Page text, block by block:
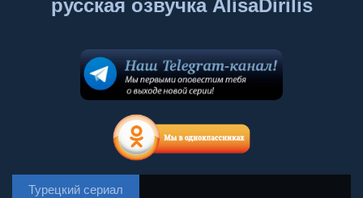
русская озвучка AlisaDirilis
Турецкий сериал